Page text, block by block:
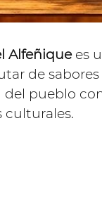
Alfeñiquees
de
pueblo
culturales.